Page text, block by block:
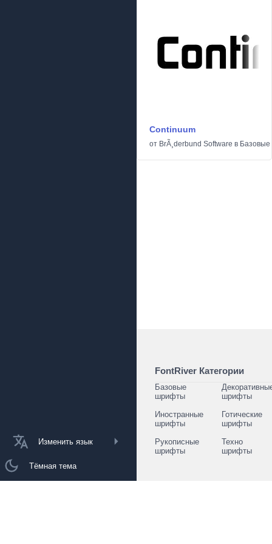
Изменить язык
Тёмная тема
Continuum
от BrÃ¸derbund Software в Базовые
FontRiver Категории
Базовые
шрифты
шрифты
Иностранные
шрифты
Готические
шрифты
Рукописные
шрифты
Техно
шрифты